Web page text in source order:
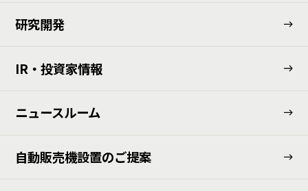
研究開発
IR・投資家情報
ニュースルーム
⾃動販売機設置のご提案